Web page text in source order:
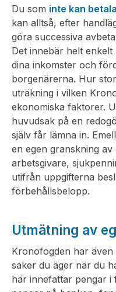
Du som inte kan
kan alltså, efter
göra successiva
Det innebär helt
dina inkomster och
borgenärerna. Hur
uträkning i vilken
ekonomiska faktorer.
huvudsak på en
själv får lämna in.
en egen granskning
arbetsgivare,
utifrån uppgifterna
förbehållsbelopp.
Utmätning av
Kronofogden har
saker du äger när du
här innefattar pengar i